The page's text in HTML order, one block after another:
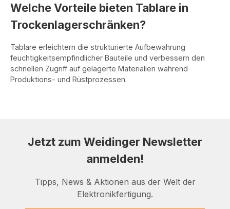
Welche Vorteile bieten Tablare in
Trockenlagerschränken?
Tablare erleichtern die strukturierte Aufbewahrung
feuchtigkeitsempfindlicher Bauteile und verbessern den
schnellen Zugriff auf gelagerte Materialien während
Produktions- und Rüstprozessen.
Jetzt zum Weidinger Newsletter
anmelden!
Tipps, News & Aktionen aus der Welt der
Elektronikfertigung.